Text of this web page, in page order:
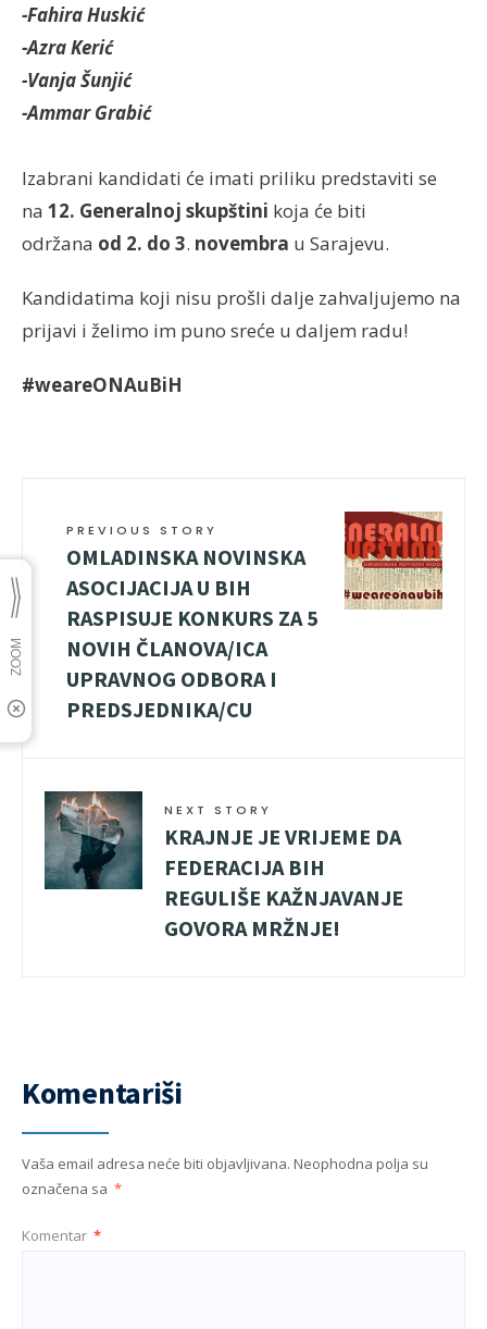
-Fahira Huskić
-Azra Kerić
-Vanja Šunjić
-Ammar Grabić
Izabrani kandidati će imati priliku predstaviti se
na 12. Generalnoj skupštini koja će biti
održana od 2. do 3. novembra u Sarajevu.
Kandidatima koji nisu prošli dalje zahvaljujemo na
prijavi i želimo im puno sreće u daljem radu!
#weareONAuBiH
PREVIOUS STORY
OMLADINSKA NOVINSKA
ASOCIJACIJA U BIH
RASPISUJE KONKURS ZA 5
NOVIH ČLANOVA/ICA
UPRAVNOG ODBORA I
PREDSJEDNIKA/CU
NEXT STORY
KRAJNJE JE VRIJEME DA
FEDERACIJA BIH
REGULIŠE KAŽNJAVANJE
GOVORA MRŽNJE!
Komentariši
Vaša email adresa neće biti objavljivana. Neophodna polja su
označena sa *
Komentar *